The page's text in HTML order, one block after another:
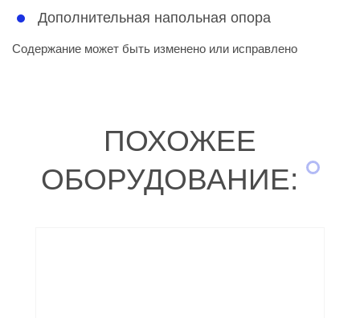
Дополнительная напольная опора
Содержание может быть изменено или исправлено
ПОХОЖЕЕ
ОБОРУДОВАНИЕ: